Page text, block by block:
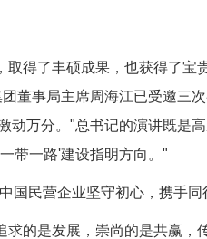
了丰硕成果，也获得了宝
董事局主席周海江已受邀三
动万分。"总书记的演讲既是
带一路'建设指明方向。"
民营企业坚守初心，携手同
是发展，崇尚的是共赢，